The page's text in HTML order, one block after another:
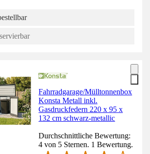
Fahrradgarage/Mülltonnenbox
Konsta Metall inkl.
Gasdruckfedern 220 x 95 x
132 cm schwarz-metallic
Durchschnittliche Bewertung:
4 von 5 Sternen. 1 Bewertung.